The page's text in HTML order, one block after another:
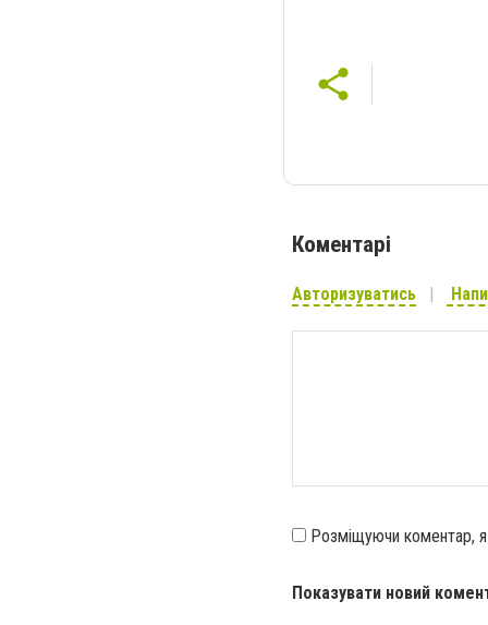
Коментарі
Авторизуватись
Розміщуючи коментар,
Показувати новий